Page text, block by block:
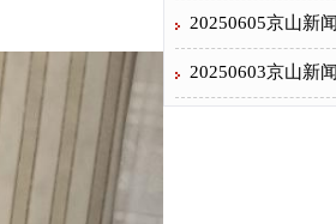
20250605京山新
20250603京山新